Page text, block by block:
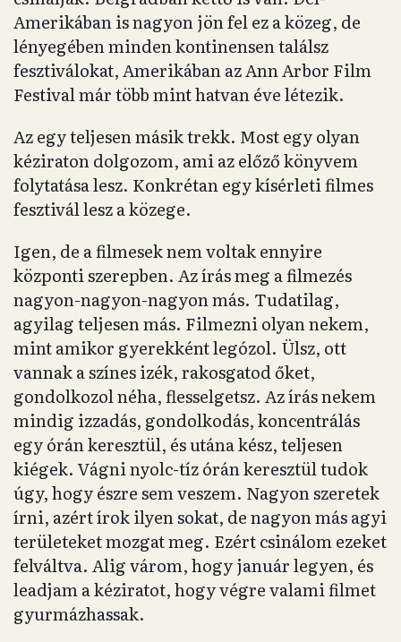
Amerikában is nagyon jön fel ez a közeg, de
lényegében minden kontinensen találsz
fesztiválokat, Amerikában az Ann Arbor Film
Festival már több mint hatvan éve létezik.
Az egy teljesen másik trekk. Most egy olyan
kéziraton dolgozom, ami az előző könyvem
folytatása lesz. Konkrétan egy kísérleti filmes
fesztivál lesz a közege.
Igen, de a filmesek nem voltak ennyire
központi szerepben. Az írás meg a filmezés
nagyon-nagyon-nagyon más. Tudatilag,
agyilag teljesen más. Filmezni olyan nekem,
mint amikor gyerekként legózol. Ülsz, ott
vannak a színes izék, rakosgatod őket,
gondolkozol néha, flesselgetsz. Az írás nekem
mindig izzadás, gondolkodás, koncentrálás
egy órán keresztül, és utána kész, teljesen
kiégek. Vágni nyolc-tíz órán keresztül tudok
úgy, hogy észre sem veszem. Nagyon szeretek
írni, azért írok ilyen sokat, de nagyon más agyi
területeket mozgat meg. Ezért csinálom ezeket
felváltva. Alig várom, hogy január legyen, és
leadjam a kéziratot, hogy végre valami filmet
gyurmázhassak.